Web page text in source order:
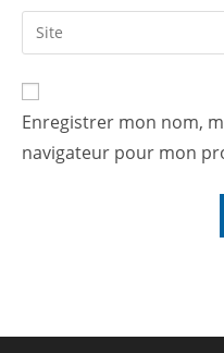
Enregistrer mon nom,
navigateur pour mon